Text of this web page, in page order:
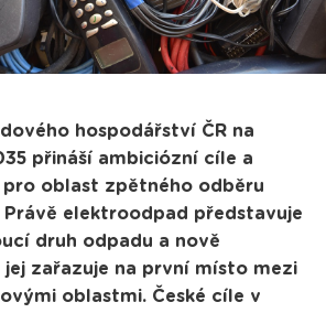
hospodářství ČR na
přináší ambiciózní cíle a
oblast zpětného odběru
elektroodpad představuje
druh odpadu a nově
jej zařazuje na první místo mezi
oblastmi. České cíle v